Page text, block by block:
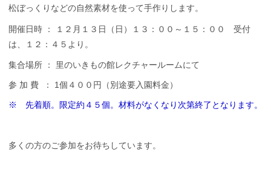
松ぼっくりなどの自然素材を使って手作りします。
開催日時 ： １２月１３日（日）１３：００～１５：００
受付
は、１２：４５より。
集合場所 ： 里のいきもの館レクチャールームにて
参 加 費 ： 1個４ ００円（別途要入園料金）
※ 先着順。限定約４５個。材料がなくなり次第終了となります。
多くの方のご参加をお待ちしています。